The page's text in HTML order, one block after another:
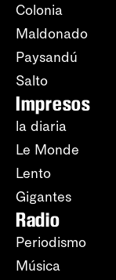
Colonia
Maldonado
Paysandú
Salto
Impresos
la diaria
Le Monde
Lento
Gigantes
Radio
Periodismo
Música